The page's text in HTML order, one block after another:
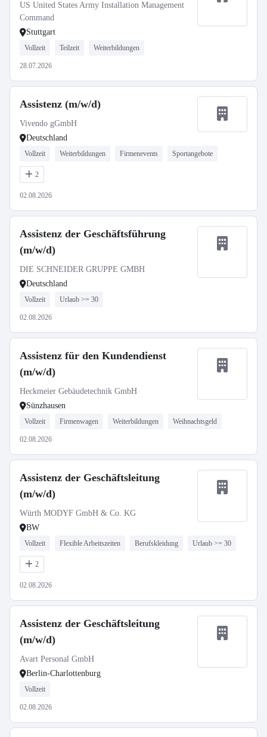
US United States Army Installation Management
Command
Stuttgart
Vollzeit Teilzeit Weiterbildungen
28.07.2026
Assistenz (m/w/d)
Vivendo gGmbH
Deutschland
Vollzeit Weiterbildungen Firmenevents Sportangebote
2
02.08.2026
Assistenz der Geschäftsführung
(m/w/d)
DIE SCHNEIDER GRUPPE GMBH
Deutschland
Vollzeit Urlaub >= 30
02.08.2026
Assistenz für den Kundendienst
(m/w/d)
Heckmeier Gebäudetechnik GmbH
Sünzhausen
Vollzeit Firmenwagen Weiterbildungen Weihnachtsgeld
02.08.2026
Assistenz der Geschäftsleitung
(m/w/d)
Würth MODYF GmbH & Co. KG
BW
Vollzeit Flexible Arbeitszeiten Berufskleidung Urlaub >= 30
2
02.08.2026
Assistenz der Geschäftsleitung
(m/w/d)
Avart Personal GmbH
Berlin-Charlottenburg
Vollzeit
02.08.2026